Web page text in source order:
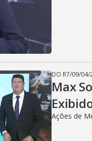
DO R7/09/04/
Max
Ações de